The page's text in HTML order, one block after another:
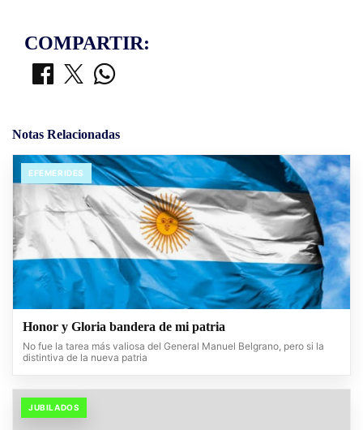
COMPARTIR:
Notas Relacionadas
EFEMERIDES
Honor y Gloria bandera de mi patria
No fue la tarea más valiosa del General Manuel Belgrano, pero si la
distintiva de la nueva patria
JUBILADOS